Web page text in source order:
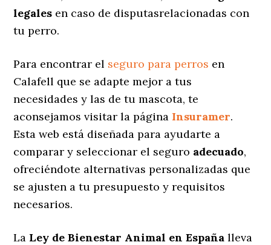
legales en caso de disputasrelacionadas con
tu perro.
Para encontrar el seguro para perros en
Calafell que se adapte mejor a tus
necesidades y las de tu mascota, te
aconsejamos visitar la página Insuramer.
Esta web está diseñada para ayudarte a
comparar y seleccionar el seguro adecuado,
ofreciéndote alternativas personalizadas que
se ajusten a tu presupuesto y requisitos
necesarios.
La Ley de Bienestar Animal en España lleva